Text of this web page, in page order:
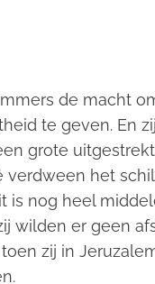
de macht
te geven. En
grote
verdween het
is nog heel
wilden er geen
zij in